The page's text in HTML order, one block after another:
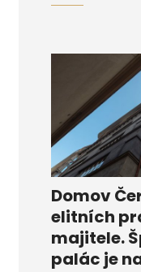
Domov
elitních
majitele.
palác je